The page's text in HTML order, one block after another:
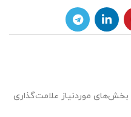
بخش‌های موردنیاز علامت‌گذاری